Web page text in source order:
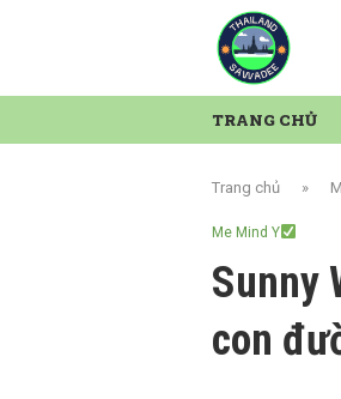
TRANG CHỦ
Trang chủ »
Me Mind Y
Sunny
con